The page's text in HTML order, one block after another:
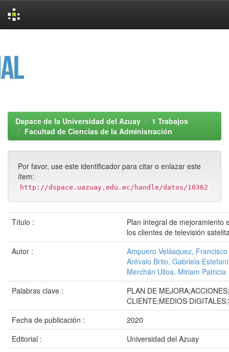
Dspace de la Universidad del Azuay
1 Trabajos
Facultad de Ciencias de la Administración
Por favor, use este identificador para citar o enlazar este
ítem:
http://dspace.uazuay.edu.ec/handle/datos/10362
Título :
Plan integral de mejoramiento
los clientes de televisión
Autor :
Ampuero Velásquez,
Arévalo Brito, Gabriela
Merchán Ulloa, Miriam Patricia
Palabras clave :
PLAN DE
CLIENTE;MEDIOS
Fecha de publicación :
2020
Editorial :
Universidad del Azuay